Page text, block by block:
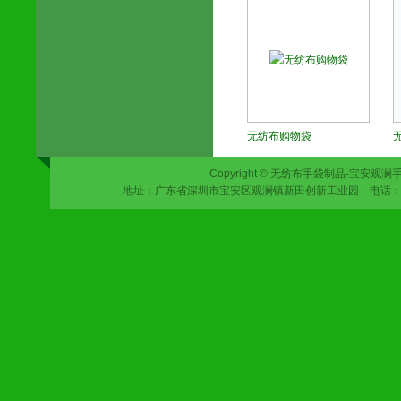
无纺布购物袋
Copyright © 无纺布手袋制品-宝安观澜
地址：广东省深圳市宝安区观澜镇新田创新工业园 电